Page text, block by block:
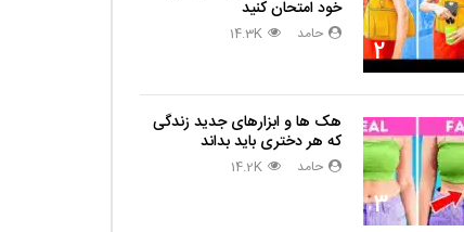
2
خود امتحان کنید
حامد 14.3K
3
هک ها و ابزارهای جدید زندگی
که هر دختری باید بداند
حامد 14.2K